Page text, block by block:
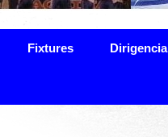
Fixtures Dirigencia